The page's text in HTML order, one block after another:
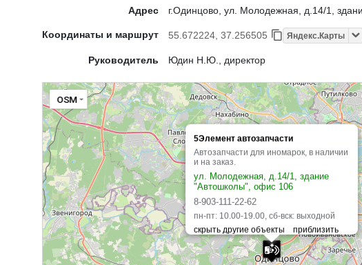
Адрес г.Одинцово, ул. Молодежная, д.14/1,
Координаты и маршрут 55.672224, 37.256505 Яндекс.Карты
Руководитель Юдин Н.Ю., директор
5Элемент автозапчасти
Автозапчасти для иномарок, в наличии
и на заказ.
ул. Молодежная, д.14/1, здание
"Автошколы", офис 106
8-903-111-22-62
пн-пт: 10.00-19.00, сб-вск: выходной
OSM